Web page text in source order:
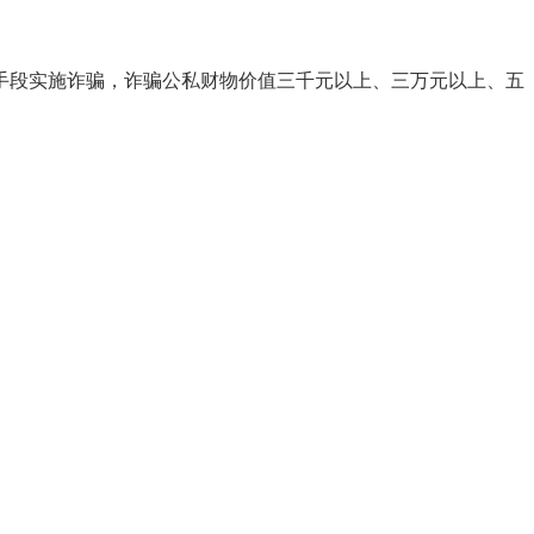
实施诈骗，诈骗公私财物价值三千元以上、三万元以上、五